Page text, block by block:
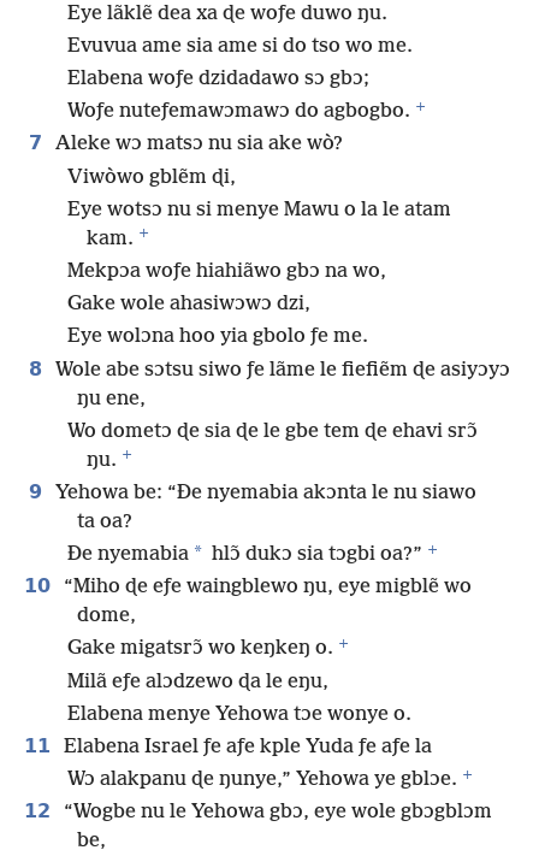
Eye lãklẽ dea xa ɖe woƒe duwo ŋu.
Evuvua ame sia ame si do tso wo me.
Elabena woƒe dzidadawo sɔ gbɔ;
Woƒe nuteƒemawɔmawɔ do agbogbo. +
7
Aleke wɔ matsɔ nu sia ake wò?
Viwòwo gblẽm ɖi,
Eye wotsɔ nu si menye Mawu o la le atam
kam. +
Mekpɔa woƒe hiahiãwo gbɔ na wo,
Gake wole ahasiwɔwɔ dzi,
Eye wolɔna hoo yia gbolo ƒe me.
8
Wole abe sɔtsu siwo ƒe lãme le fiefiẽm ɖe asiyɔyɔ
ŋu ene,
Wo dometɔ ɖe sia ɖe le gbe tem ɖe ehavi srɔ̃
ŋu. +
9
Yehowa be: “Ðe nyemabia akɔnta le nu siawo
ta oa?
Ðe nyemabia * hlɔ̃ dukɔ sia tɔgbi oa?” +
10
“Miho ɖe eƒe waingblewo ŋu, eye migblẽ wo
dome,
Gake migatsrɔ̃ wo keŋkeŋ o. +
Milã eƒe alɔdzewo ɖa le eŋu,
Elabena menye Yehowa tɔe wonye o.
11
Elabena Israel ƒe aƒe kple Yuda ƒe aƒe la
Wɔ alakpanu ɖe ŋunye,” Yehowa ye gblɔe. +
12
“Wogbe nu le Yehowa gbɔ, eye wole gbɔgblɔm
be,